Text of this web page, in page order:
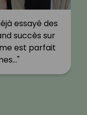
essayé des
succès sur
est parfait